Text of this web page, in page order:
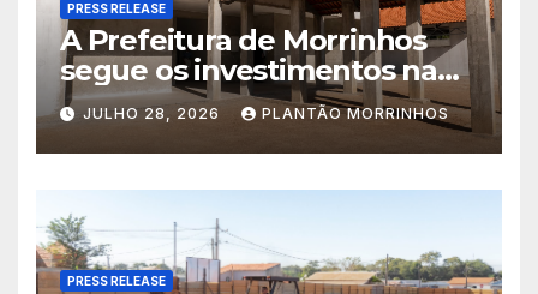
PRESS RELEASE
A Prefeitura de Morrinhos
segue os investimentos na
educação. A obra da Escola
Municipal Eudóxio de
Figueiredo avança em ritmo
acelerado e já ganha forma.
JULHO 28, 2026 PLANTÃO MORRINHOS
PRESS RELEASE